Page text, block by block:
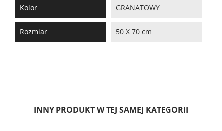
Kolor GRANATOWY
Rozmiar 50 X 70 cm
INNY PRODUKT W TEJ SAMEJ KATEGORII